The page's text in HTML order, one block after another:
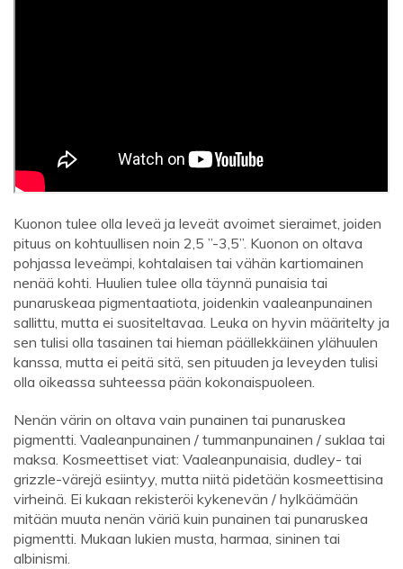
Kuonon tulee olla leveä ja leveät avoimet sieraimet, joiden
pituus on kohtuullisen noin 2,5 ”-3,5”. Kuonon on oltava
pohjassa leveämpi, kohtalaisen tai vähän kartiomainen
nenää kohti. Huulien tulee olla täynnä punaisia ​​tai
punaruskeaa pigmentaatiota, joidenkin vaaleanpunainen
sallittu, mutta ei suositeltavaa. Leuka on hyvin määritelty ja
sen tulisi olla tasainen tai hieman päällekkäinen ylähuulen
kanssa, mutta ei peitä sitä, sen pituuden ja leveyden tulisi
olla oikeassa suhteessa pään kokonaispuoleen.
Nenän värin on oltava vain punainen tai punaruskea
pigmentti. Vaaleanpunainen / tummanpunainen / suklaa tai
maksa. Kosmeettiset viat: Vaaleanpunaisia, dudley- tai
grizzle-värejä esiintyy, mutta niitä pidetään kosmeettisina
virheinä. Ei kukaan rekisteröi kykenevän / hylkäämään
mitään muuta nenän väriä kuin punainen tai punaruskea
pigmentti. Mukaan lukien musta, harmaa, sininen tai
albinismi.